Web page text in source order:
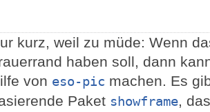
kurz, weil zu müde: Wenn
haben soll, dann
von eso-pic machen. Es
Paket showframe,